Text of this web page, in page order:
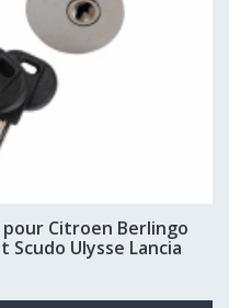
Citroen Berlingo
Scudo Ulysse Lancia